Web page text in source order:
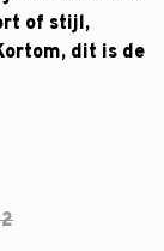
of stijl,
dit is de